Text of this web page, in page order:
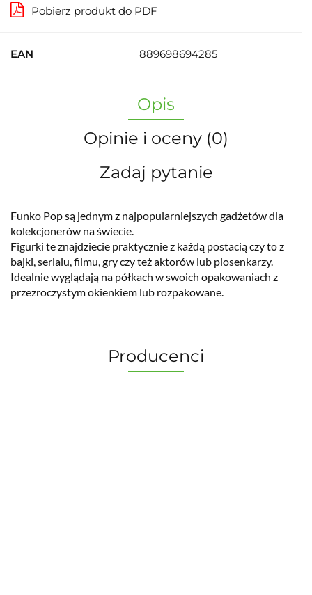
Pobierz produkt do PDF
EAN 889698694285
Opis
Opinie i oceny (0)
Zadaj pytanie
Funko Pop są jednym z najpopularniejszych gadżetów dla
kolekcjonerów na świecie.
Figurki te znajdziecie praktycznie z każdą postacią czy to z
bajki, serialu, filmu, gry czy też aktorów lub piosenkarzy.
Idealnie wyglądają na półkach w swoich opakowaniach z
przezroczystym okienkiem lub rozpakowane.
Producenci